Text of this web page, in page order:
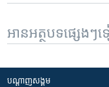
អានអត្ថបទផ្សេងៗ
បណ្តាញ​សង្គម